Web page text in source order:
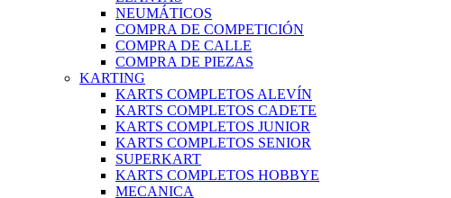
NEUMÁTICOS
COMPRA DE COMPETICIÓN
COMPRA DE CALLE
COMPRA DE PIEZAS
KARTING
KARTS COMPLETOS ALEVÍN
KARTS COMPLETOS CADETE
KARTS COMPLETOS JUNIOR
KARTS COMPLETOS SENIOR
SUPERKART
KARTS COMPLETOS HOBBYE
MECANICA